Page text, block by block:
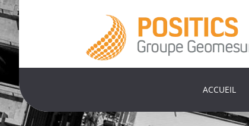
ACCUEIL